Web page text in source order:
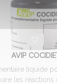
AVIP
liquide
les réactions